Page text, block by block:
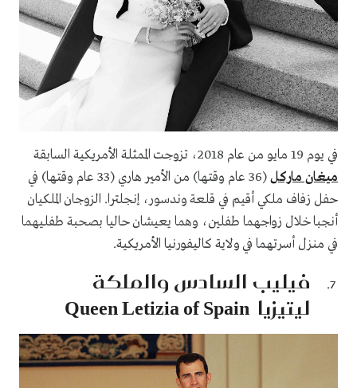
في يوم 19 مايو من عام 2018، تزوجت الممثلة الأمريكية السابقة
ميغان ماركل
(36 عام وقتها) من الأمير هاري (33 عام وقتها) في
حفل زفاف ملكي أقيم في قلعة وندسور، إنجلترا. الزوجان الملكيان
أنجبا خلال زواجهما طفلين، وهما يعيشان حاليا بصحبة طفليهما
في منزل أسرتهما في ولاية كاليفورنيا الأمريكية.
فيليب السادس والملكة
ليتيزيا Queen Letizia of Spain